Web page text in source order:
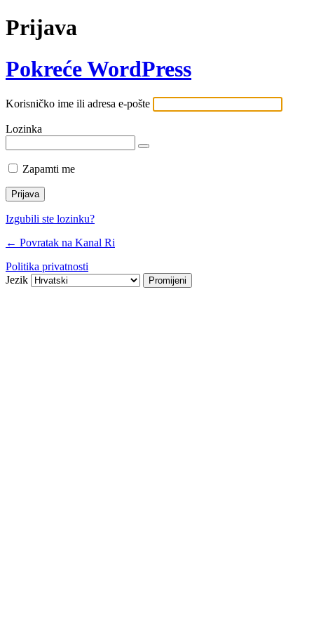
Prijava
Pokreće WordPress
Korisničko ime ili adresa e-pošte
Lozinka
Zapamti me
Izgubili ste lozinku?
← Povratak na Kanal Ri
Politika privatnosti
Jezik